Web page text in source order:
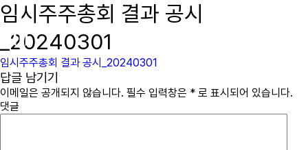
immcs,
Inc.
임시주주총회 결과 공시
_20240301
임시주주총회 결과 공시_20240301
답글 남기기
이메일은 공개되지 않습니다. 필수 입력창은 * 로 표시되어 있습니다.
댓글